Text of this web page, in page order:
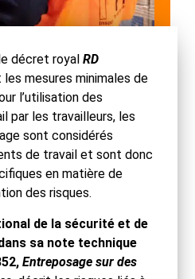
décret royalRD
mesures minimales de
l’utilisation des
par les travailleurs, les
sont considérés
de travail et sont donc
en matière de
des risques.
de la sécurité et de
sa note technique
Entreposage sur des